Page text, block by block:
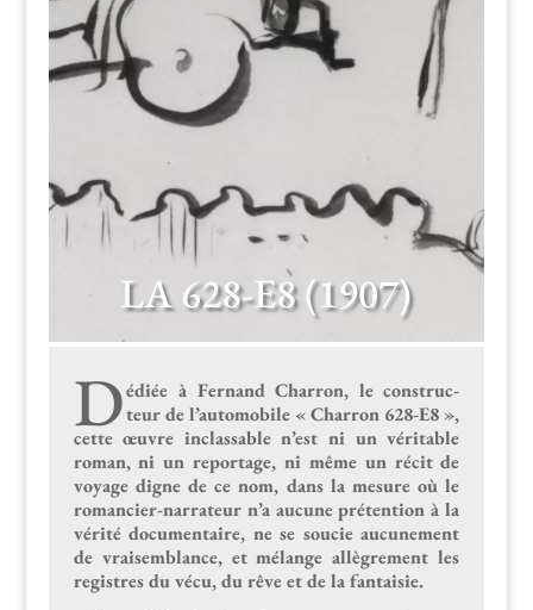
LA 628-E8 (1907)
Dédiée à Fer­nand Char­ron, le con­struc­
teur de l’automobile « Char­ron 628-E8 »,
cette œuvre inclass­able n’est ni un véri­ta­ble
roman, ni un reportage, ni même un réc­it de
voy­age digne de ce nom, dans la mesure où le
romanci­er-nar­ra­teur n’a aucune pré­ten­tion à la
vérité doc­u­men­taire, ne se soucie aucune­ment
de vraisem­blance, et mélange allè­gre­ment les
reg­istres du vécu, du rêve et de la fantaisie.